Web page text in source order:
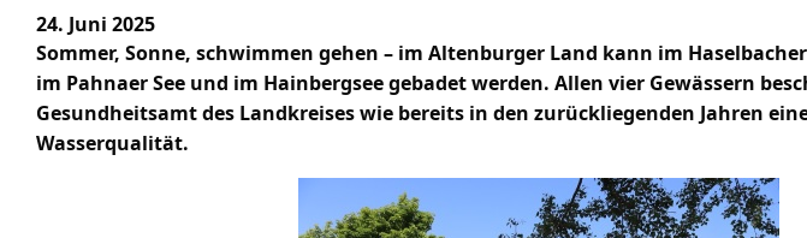
24. Juni 2025
Sommer, Sonne, schwimmen gehen – im Altenburger Land kann im
im Pahnaer See und im Hainbergsee gebadet werden. Allen vier Gewässern
Gesundheitsamt des Landkreises wie bereits in den zurückliegenden Jahren
Wasserqualität.